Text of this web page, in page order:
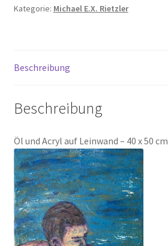
Kategorie: Michael E.X. Rietzler
Beschreibung
Beschreibung
Öl und Acryl auf Leinwand – 40 x 50 cm